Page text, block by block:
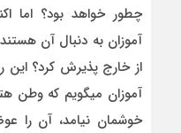
چطور خواهد بود؟ اما
آموزان به دنبال آن
از خارج پذیرش کرد؟ این
آموزان میگویم که وطن
خوشمان نیامد، آن را